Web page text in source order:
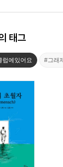
태그
럽에있어요 #그래